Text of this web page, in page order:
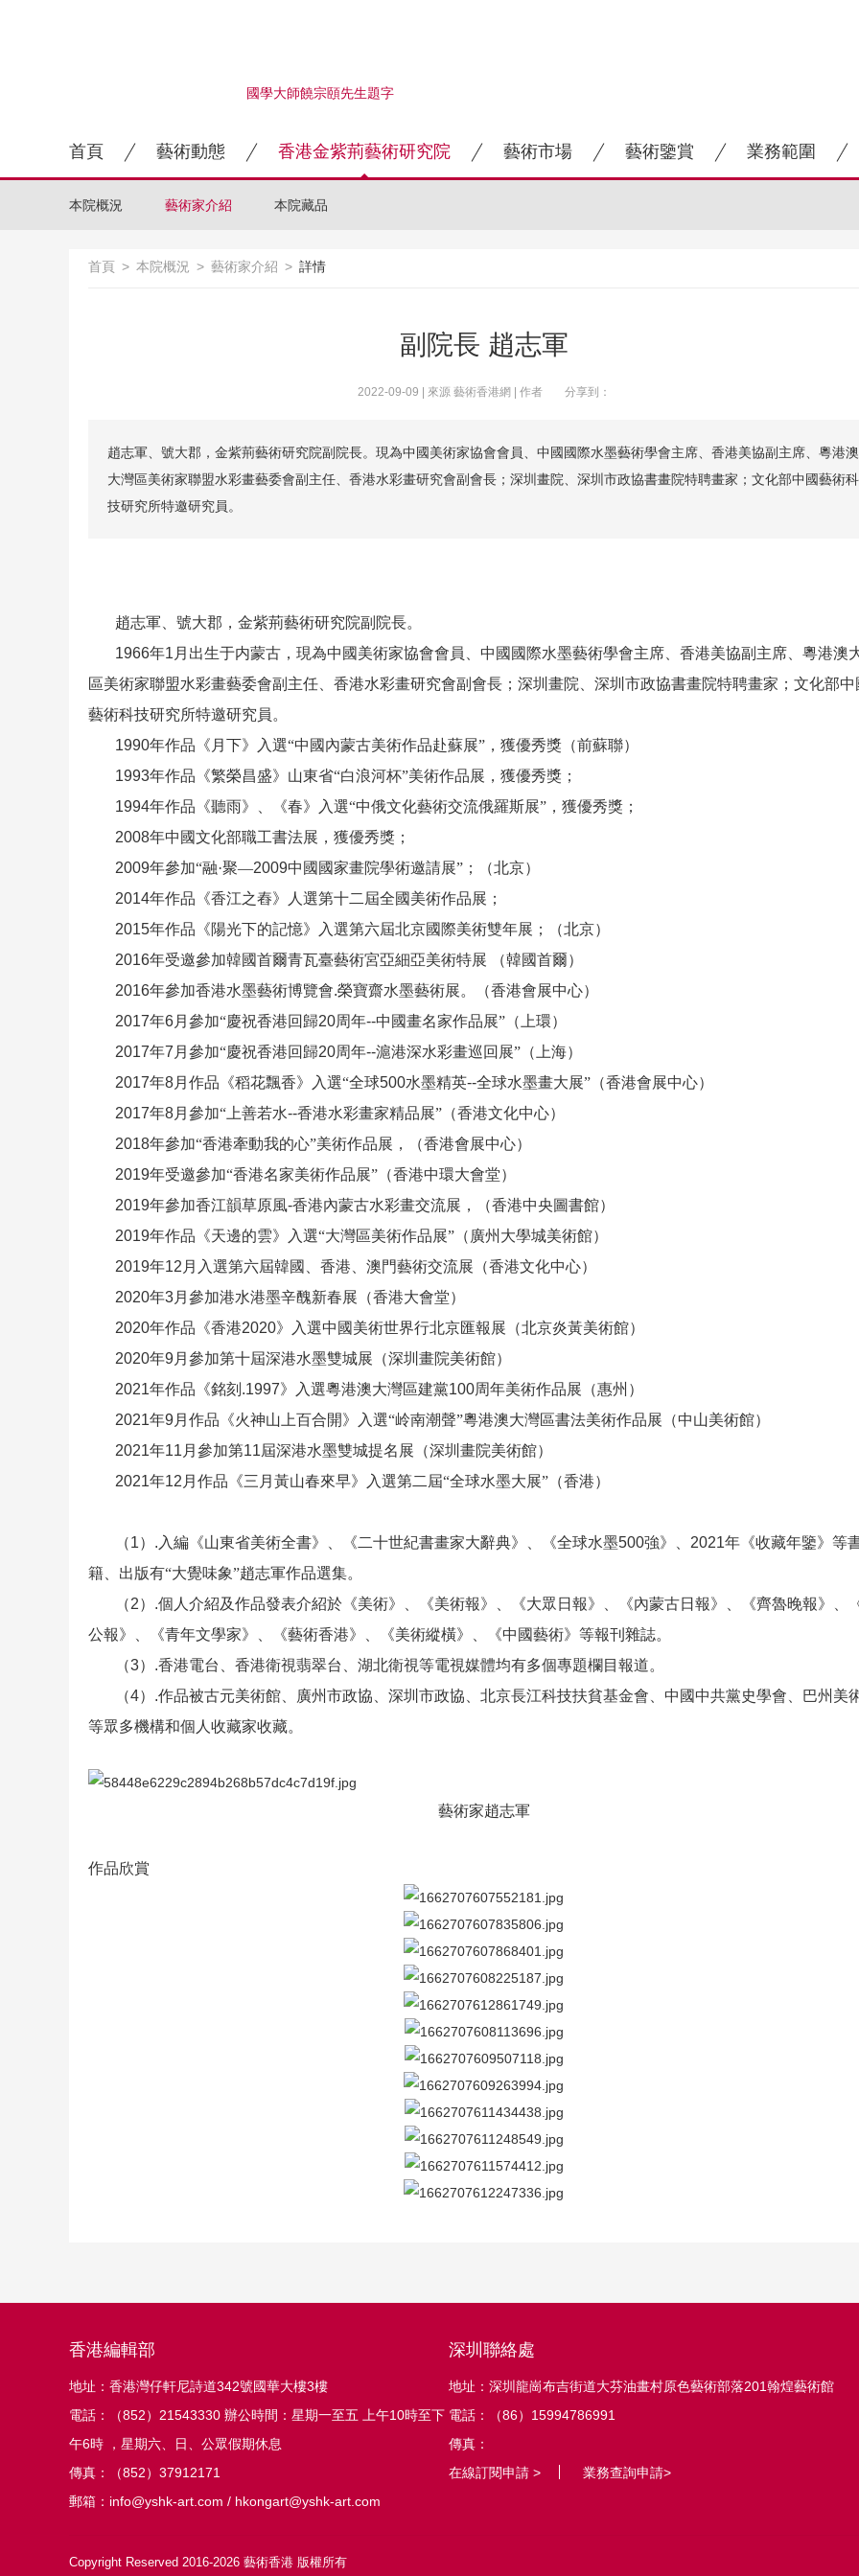
國學大師饒宗頤先生題字
首頁 藝術動態 香港金紫荊藝術研究院 藝術市場 藝術鑒賞 業務範圍
本院概況 藝術家介紹 本院藏品
首頁 > 本院概況 > 藝術家介紹 > 詳情
副院長 趙志軍
2022-09-09 | 來源 藝術香港網 | 作者 分享到：
趙志軍、號大郡，金紫荊藝術研究院副院長。現為中國美術家協會會員、中國國際水墨藝術學會主席、香港美協副主席、粵港澳
大灣區美術家聯盟水彩畫藝委會副主任、香港水彩畫研究會副會長；深圳畫院、深圳市政協書畫院特聘畫家；文化部中國藝術科
技研究所特邀研究員。
趙志軍、號大郡，金紫荊藝術研究院副院長。
1966年1 月出生于内蒙古，現為中國美術家協會會員、中國國際水墨藝術學會主席、香港美協副主席、粵港澳
區美術家聯盟水彩畫藝委會副主任、香港水彩畫研究會副會長；深圳畫院、深圳市政協書畫院特聘畫家；文化部中
藝術科技研究所特邀研究員。
1990年作品《月下》入選“中國內蒙古美術作品赴蘇展”，獲優秀獎（前蘇聯）
1993年作品《繁榮昌盛》山東省“白浪河杯”美術作品展，獲優秀獎；
1994年作品《聽雨》、《春》入選“中俄文化藝術交流俄羅斯展”，獲優秀獎；
2008年中國文化部職工書法展，獲優秀獎；
2009年參加“融·聚—2009中國國家畫院學術邀請展”；（北京）
2014年作品《香江之舂》人選第十二屆全國美術作品展；
2015年作品《陽光下的記憶》入選第六屆北京國際美術雙年展；（北京）
2016年受邀參加韓國首爾青瓦臺藝術宮亞細亞美術特展
（韓國首爾）
2016年參加香港水墨藝術博覽會.榮寶齋水墨藝術展。（香港會展中心）
2017年6月參加“慶祝香港回歸20周年--中國畫名家作品展”（上環）
2017年7 月參加“慶祝香港回歸20周年--滬港深水彩畫巡回展”（上海）
2017年8月作品《稻花飄香》入選“全球500水墨精英--全球水墨畫大展”（香港會展中心）
2017年8月參加“上善若水--香港水彩畫家精品展”（香港文化中心）
2018年參加“香港牽動我的心”美術作品展，（香港會展中心）
2019年受邀參加“香港名家美術作品展”（香港中環大會堂）
2019年參加香江韻草原風-香港內蒙古水彩畫交流展，（香港中央圖書館）
2019年作品《天邊的雲》入選“大灣區美術作品展”（廣州大學城美術館）
2019年12 月入選第六屆韓國、香港、澳門藝術交流展（香港文化中心）
2020年3月參加港水港墨辛醜新春展（香港大會堂）
2020年作品《香港2020》入選中國美術世界行北京匯報展（北京炎黃美術館）
2020年9月參加第十屆深港水墨雙城展（深圳畫院美術館）
2021年作品《銘刻 .1997》入選粵港澳大灣區建黨100周年美術作品展（惠州）
2021年9月作品《火神山上百合開》入選“岭南潮聲”粵港澳大灣區書法美術作品展（中山美術館）
2021年11 月參加第11屆深港水墨雙城提名展（深圳畫院美術館）
2021年12 月作品《三月黃山春來早》入選第二屆“全球水墨大展”（香港）
（1） . 入編《山東省美術全書》、《二十世紀書畫家大辭典》、《全球水墨500強》、 2021年《收藏年鑒》等
籍、出版有“大覺味象”趙志軍作品選集。
（2） .個人介紹及作品發表介紹於《美術》、《美術報》、《大眾日報》、《內蒙古日報》、《齊魯晚報》、
公報》、《青年文學家》、《藝術香港》、《美術縱橫》、《中國藝術》等報刊雜誌。
（3） .香港電台、香港衛視翡翠台、湖北衛視等電視媒體均有多個專題欄目報道。
（4） .作品被古元美術館、廣州市政協、深圳市政協、北京長江科技扶貧基金會、中國中共黨史學會、巴州美
等眾多機構和個人收藏家收藏。
藝術家趙志軍
作品欣賞
香港編輯部
地址：香港灣仔軒尼詩道342號國華大樓3樓
電話：（852）21543330 辦公時間：星期一至五 上午10時至下
午6時 ，星期六、日、公眾假期休息
傳真：（852）37912171
郵箱：info@yshk-art.com / hkongart@yshk-art.com
深圳聯絡處
地址：深圳龍崗布吉街道大芬油畫村原色藝術部落201翰煌藝術館
電話：（86）15994786991
傳真：
在線訂閱申請 >
業務查詢申請>
Copyright Reserved 2016-2026 藝術香港 版權所有